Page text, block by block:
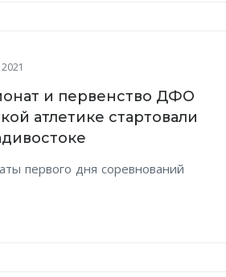
и первенство ДФО
атлетике стартовали
первого дня соревнований